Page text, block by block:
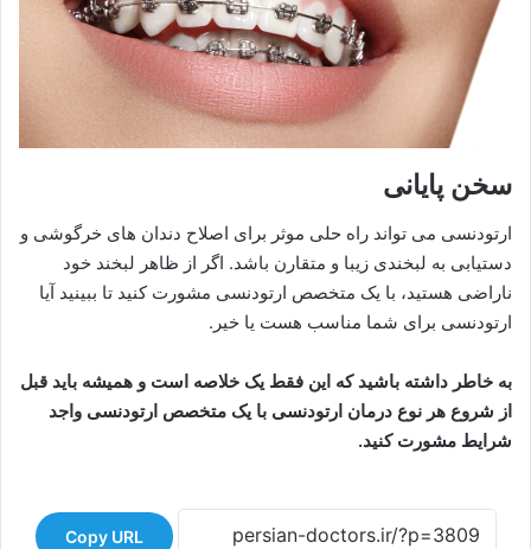
سخن پایانی
ارتودنسی می تواند راه حلی موثر برای اصلاح دندان های خرگوشی و
دستیابی به لبخندی زیبا و متقارن باشد. اگر از ظاهر لبخند خود
ناراضی هستید، با یک متخصص ارتودنسی مشورت کنید تا ببینید آیا
ارتودنسی برای شما مناسب هست یا خیر.
به خاطر داشته باشید که این فقط یک خلاصه است و همیشه باید قبل
از شروع هر نوع درمان ارتودنسی با یک متخصص ارتودنسی واجد
شرایط مشورت کنید.
Copy URL